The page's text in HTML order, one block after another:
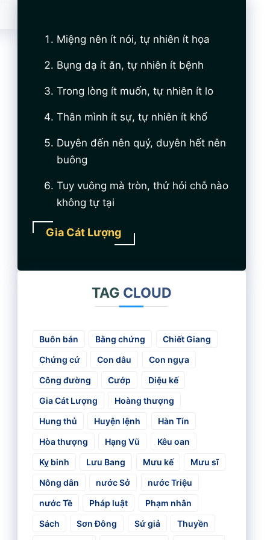
Miệng nên ít nói, tự nhiên ít họa
Bụng dạ ít ăn, tự nhiên ít bệnh
Trong lòng ít muốn, tự nhiên ít lo
Thân mình ít sự, tự nhiên ít khổ
Duyên đến nên quý, duyên hết nên
buông
Tuy vuông mà tròn, thử hỏi chỗ nào
không tự tại
Gia Cát Lượng
TAG CLOUD
Buôn bán Bằng chứng
Chiết Giang
Chứng cứ
Con dâu
Con ngựa
Công đường
Cướp
Diệu kế
Gia Cát Lượng
Hoàng thượng
Hung thủ
Huyện lệnh
Hàn Tín
Hòa thượng
Hạng Vũ
Kêu oan
Kỵ binh
Lưu Bang Mưu kế
Mưu sĩ
Nông dân
nước Sở
nước Triệu
nước Tề
Pháp luật
Phạm nhân
Sách
Sơn Đông Sứ giả
Thuyền